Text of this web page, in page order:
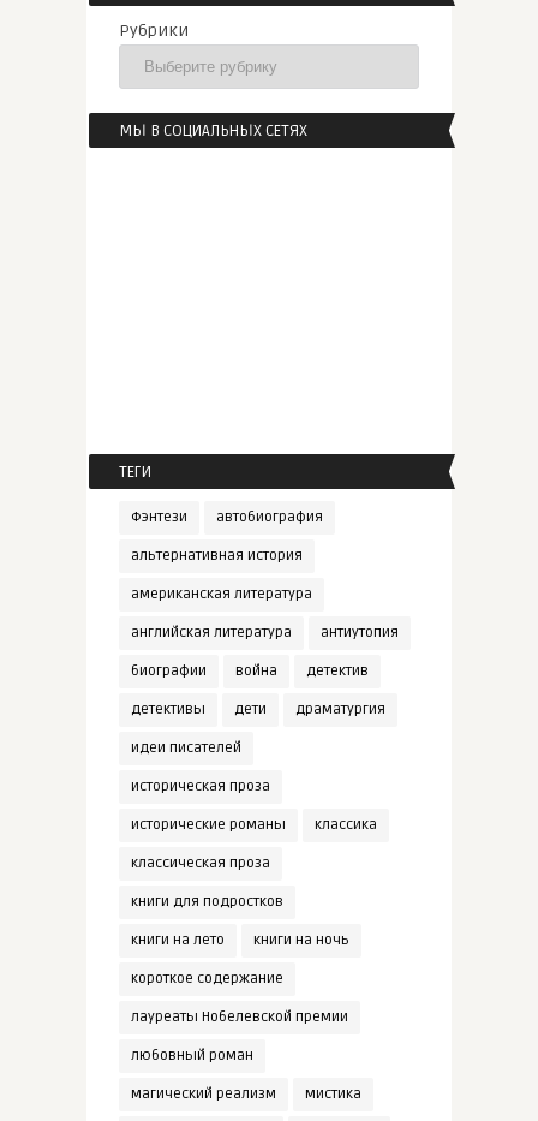
Рубрики
МЫ В СОЦИАЛЬНЫХ СЕТЯХ
ТЕГИ
Фэнтези автобиография
альтернативная история
американская литература
английская литература антиутопия
биографии война детектив
детективы дети драматургия
идеи писателей
историческая проза
исторические романы классика
классическая проза
книги для подростков
книги на лето книги на ночь
короткое содержание
лауреаты Нобелевской премии
любовный роман
магический реализм мистика